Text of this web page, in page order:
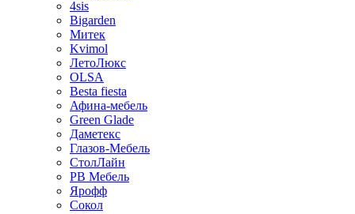
4sis
Bigarden
Митек
Kvimol
ЛетоЛюкс
OLSA
Besta fiesta
Афина-мебель
Green Glade
Даметекс
Глазов-Мебель
СтолЛайн
РВ Мебель
Ярофф
Сокол